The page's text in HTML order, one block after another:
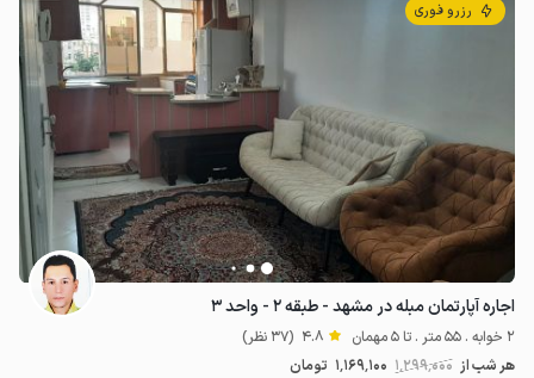
رزرو فوری
اجاره آپارتمان مبله در مشهد - طبقه ۲ - واحد ۳
2 خوابه . 55 متر . تا 5 مهمان 4.8 (37 نظر)
هر شب از 1٬299٬000 1٬169٬100 تومان